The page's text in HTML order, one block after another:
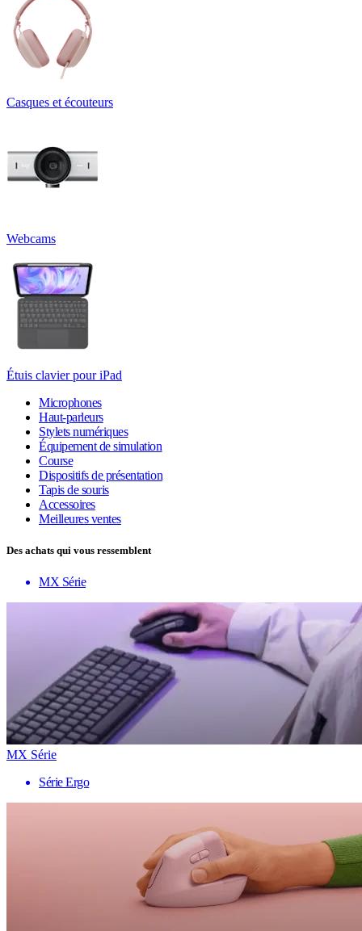
Casques et écouteurs
Webcams
Étuis clavier pour iPad
Microphones
Haut-parleurs
Stylets numériques
Équipement de simulation
Course
Dispositifs de présentation
Tapis de souris
Accessoires
Meilleures ventes
Des achats qui vous ressemblent
MX Série
MX Série
Série Ergo